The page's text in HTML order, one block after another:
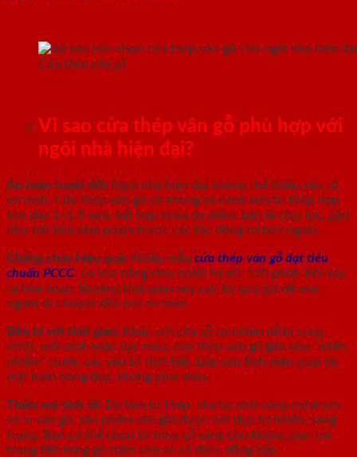
Cửa thép vân gỗ
Vì sao cửa thép vân gỗ phù hợp với
ngôi nhà hiện đại?
An toàn tuyệt đối: Ngôi nhà hiện đại không thể thiếu yếu tố
an ninh. Cửa thép vân gỗ có khung và cánh làm từ thép hợp
kim dày 1–1.5 mm, kết hợp khóa đa điểm, bản lề chịu lực, gần
như bất khả xâm phạm trước các tác động từ bên ngoài.
Chống cháy hiệu quả: Nhiều mẫu cửa thép vân gỗ đạt tiêu
chuẩn PCCC, có khả năng chịu nhiệt từ 60–120 phút. Khi xảy
ra hỏa hoạn, khoảng thời gian này cực kỳ quý giá để mọi
người di chuyển đến nơi an toàn.
Bền bỉ với thời gian: Khác với cửa gỗ tự nhiên dễ bị cong
vênh, mối mọt hoặc bạc màu, cửa thép vân gỗ gần như “miễn
nhiễm” trước các yếu tố thời tiết. Lớp sơn tĩnh điện giúp bề
mặt luôn bóng đẹp, không phai màu.
Thẩm mỹ tinh tế: Dù làm từ thép, nhưng nhờ công nghệ sơn
và in vân gỗ, sản phẩm vẫn giữ được nét đẹp tự nhiên, sang
trọng. Bạn có thể chọn từ tông gỗ sáng cho không gian trẻ
trung đến tông gỗ trầm cho vẻ cổ điển, đẳng cấp.